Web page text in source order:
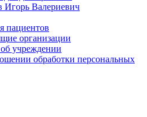
Валериевич
пациентов
организации
учреждении
обработки персональных